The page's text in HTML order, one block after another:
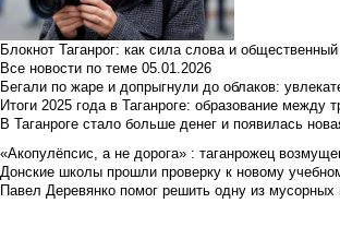
Блокнот Таганрог: как сила слова и
Все новости по теме 05.01.2026
Бегали по жаре и допрыгнули до облаков:
Итоги 2025 года в Таганроге: образование
В Таганроге стало больше денег и появилась
«Акопулёпсис, а не дорога» : таганрожец
Донские школы прошли проверку к новому
Павел Деревянко помог решить одну из мусорных